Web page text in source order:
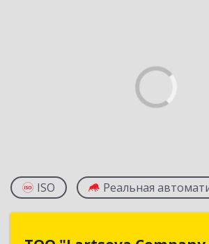
ISO Реальная